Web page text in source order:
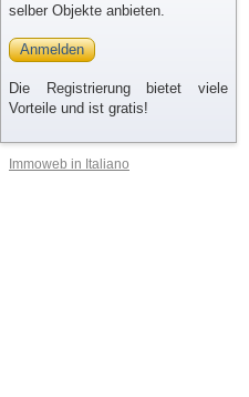
selber Objekte anbieten.
Anmelden
Die Registrierung bietet viele
Vorteile und ist gratis!
Immoweb in Italiano